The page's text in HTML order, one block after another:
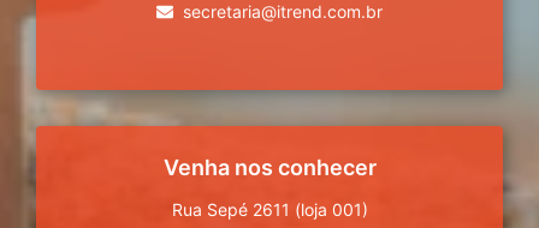
secretaria@itrend.com.br
Venha nos conhecer
Rua Sepé 2611 (loja 001)